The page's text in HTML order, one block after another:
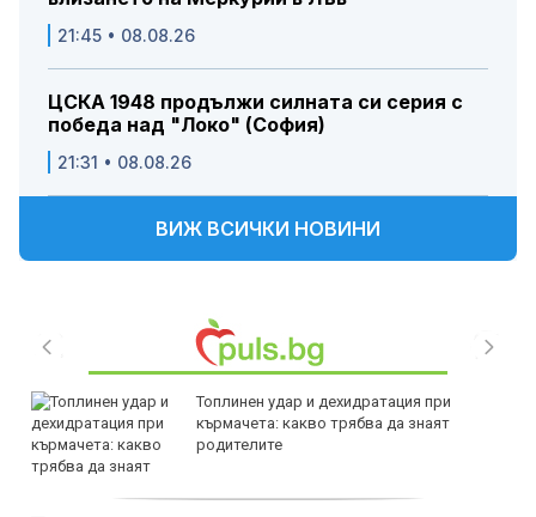
21:45 • 08.08.26
ЦСКА 1948 продължи силната си серия с
победа над "Локо" (София)
21:31 • 08.08.26
ВИЖ ВСИЧКИ НОВИНИ
Топлинен удар и дехидратация при
кърмачета: какво трябва да знаят
родителите